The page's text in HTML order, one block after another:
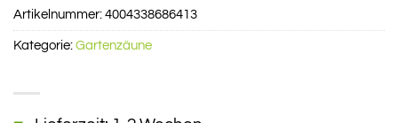
Artikelnummer: 4004338686413
Kategorie: Gartenzäune